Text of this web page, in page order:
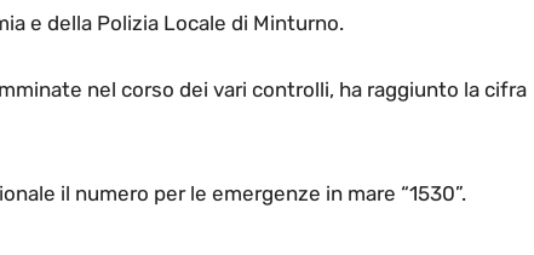
e della Polizia Locale di Minturno.
nel corso dei vari controlli, ha raggiunto la cifra
il numero per le emergenze in mare “1530”.